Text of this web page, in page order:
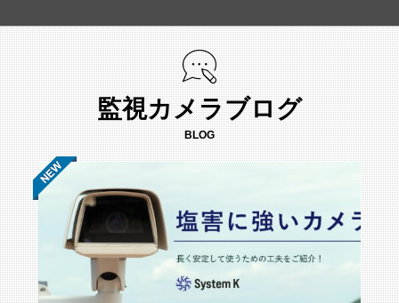
監視カメラブログ
BLOG